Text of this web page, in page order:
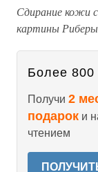
Сдирание кожи
картины
Более 800
Получи 2
подарок и
чтением